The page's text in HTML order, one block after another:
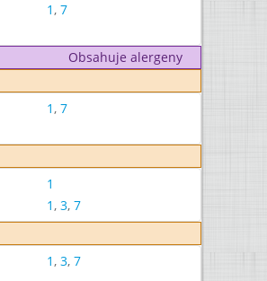
1, 7
Obsahuje alergeny
1, 7
1
1, 3, 7
1, 3, 7